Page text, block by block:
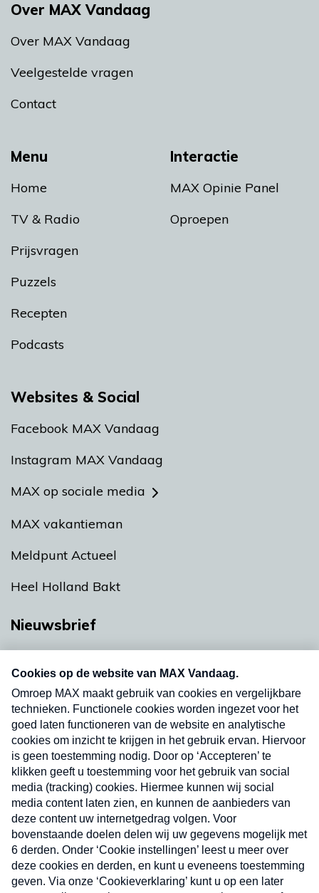
Menu
Home
TV & Radio
Prijsvragen
Puzzels
Recepten
Podcasts
Interactie
MAX Opinie Panel
Oproepen
Over MAX Vandaag
Over MAX Vandaag
Veelgestelde vragen
Contact
Websites & Social
Facebook MAX Vandaag
Instagram MAX Vandaag
MAX op sociale media
MAX vakantieman
Meldpunt Actueel
Heel Holland Bakt
Nieuwsbrief
nieuwsbrief. Elke vrijdag- en dinsdagochtend in
uw mailbox.
Verzend
Nieuwsbrief